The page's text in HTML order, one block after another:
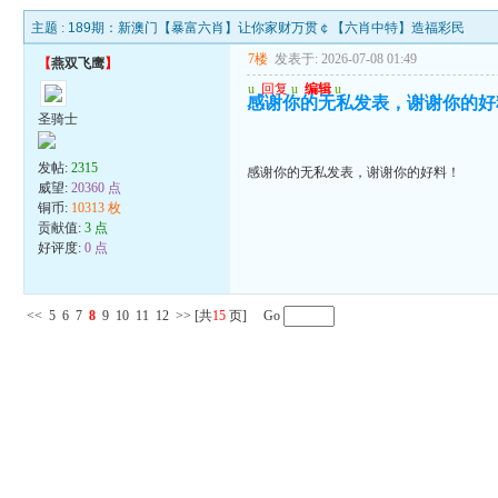
主题 : 189期：新澳门【暴富六肖】让你家财万贯￠【六肖中特】造福彩民
【燕双飞鹰】
圣骑士
发帖:2315
威望:20360 点
铜币: 10313 枚
贡献值:3 点
好评度:0 点
7楼 发表于: 2026-07-08 01:49
u 回复 u 编辑 u
感谢你的无私发表，谢谢你的
感谢你的无私发表，谢谢你的好料！
<< 5 6 7 8 9 10 11 12 >> [共15 页] Go